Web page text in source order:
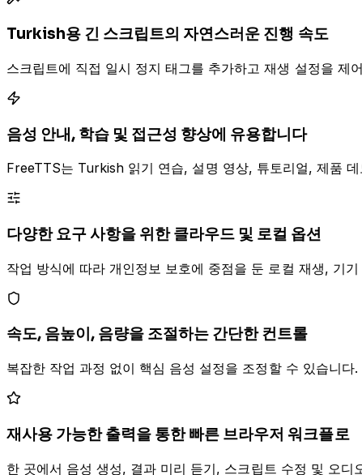
Turkish용 긴 스크립트의 자연스러운 진행 속도
스크립트에 직접 일시 정지 태그를 추가하고 재생 설정을
음성 안내, 학습 및 접근성 향상에 유용합니다
FreeTTS는 Turkish 읽기 연습, 설명 영상, 튜토리얼, 제품
다양한 요구 사항을 위한 클라우드 및 로컬 옵션
작업 방식에 따라 개인정보 보호에 중점을 둔 로컬 재생, 기
속도, 음높이, 음량을 조절하는 간단한 컨트롤
복잡한 작업 과정 없이 핵심 음성 설정을 조정할 수 있습니
재사용 가능한 출력을 통한 빠른 브라우저 워크플로
한 곳에서 음성 생성, 결과 미리 듣기, 스크립트 수정 및 오